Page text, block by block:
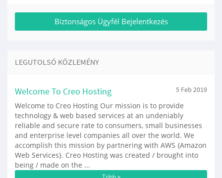
LEGUTOLSÓ KÖZLEMÉNY
Welcome To Creo Hosting 5 Feb 2019
Welcome to Creo Hosting Our mission is to provide
technology & web based services at an undeniably
reliable and secure rate to consumers, small businesses
and enterprise level companies all over the world. We
accomplish this mission by partnering with AWS {Amazon
Web Services}. Creo Hosting was created / brought into
being / made on the ...